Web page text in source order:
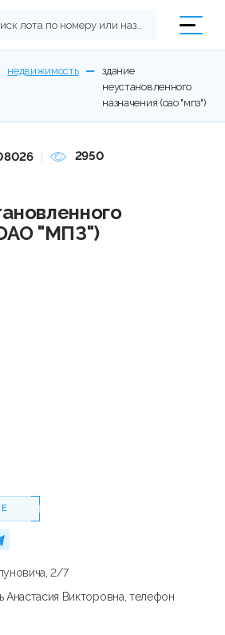
недвижимость
здание
неустановленного
назначения (оао "мпз")
2950
"МПЗ")
2/7
Анастасия Викторовна, телефон